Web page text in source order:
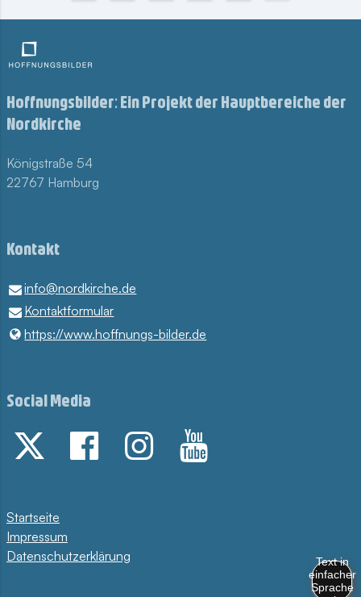
Hoffnungsbilder: Ein Projekt der Hauptbereiche der
Nordkirche
Königstraße 54
22767 Hamburg
Kontakt
info@​nordkirche.​de
Kontaktformular
https://www.​hoffnungs-bilder.​de
Social Media
Startseite
Impressum
Datenschutzerklärung